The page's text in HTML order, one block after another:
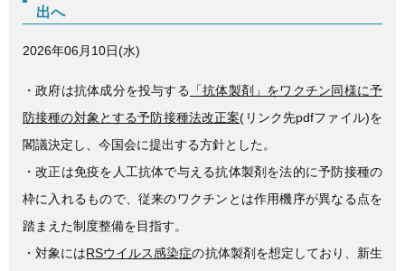
出へ
2026年06月10日(水)
・政府は抗体成分を投与する
「抗体製剤」をワクチン同様に予
防接種の対象とする予防接種法改正案(リンク先pdfファイル)を
閣議決定し、今国会に提出する方針とした。
・改正は免疫を人工抗体で与える抗体製剤を法的に予防接種の
枠に入れるもので、従来のワクチンとは作用機序が異なる点を
踏まえた制度整備を目指す。
・対象にはRSウイルス感染症の抗体製剤を想定しており、新生